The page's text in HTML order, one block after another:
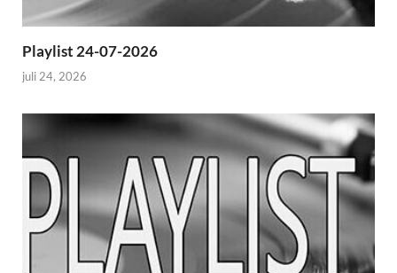
Playlist 24-07-2026
juli 24, 2026